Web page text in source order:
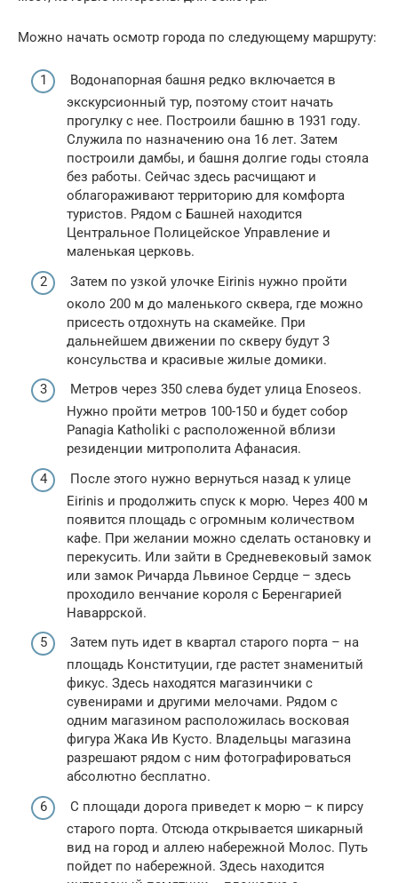
Можно начать осмотр города по следующему маршруту:
Водонапорная башня редко включается в
экскурсионный тур, поэтому стоит начать
прогулку с нее. Построили башню в 1931 году.
Служила по назначению она 16 лет. Затем
построили дамбы, и башня долгие годы стояла
без работы. Сейчас здесь расчищают и
облагораживают территорию для комфорта
туристов. Рядом с Башней находится
Центральное Полицейское Управление и
маленькая церковь.
Затем по узкой улочке Eirinis нужно пройти
около 200 м до маленького сквера, где можно
присесть отдохнуть на скамейке. При
дальнейшем движении по скверу будут 3
консульства и красивые жилые домики.
Метров через 350 слева будет улица Enoseos.
Нужно пройти метров 100-150 и будет собор
Panagia Katholiki с расположенной вблизи
резиденции митрополита Афанасия.
После этого нужно вернуться назад к улице
Eirinis и продолжить спуск к морю. Через 400 м
появится площадь с огромным количеством
кафе. При желании можно сделать остановку и
перекусить. Или зайти в Средневековый замок
или замок Ричарда Львиное Сердце – здесь
проходило венчание короля с Беренгарией
Наваррской.
Затем путь идет в квартал старого порта – на
площадь Конституции, где растет знаменитый
фикус. Здесь находятся магазинчики с
сувенирами и другими мелочами. Рядом с
одним магазином расположилась восковая
фигура Жака Ив Кусто. Владельцы магазина
разрешают рядом с ним фотографироваться
абсолютно бесплатно.
С площади дорога приведет к морю – к пирсу
старого порта. Отсюда открывается шикарный
вид на город и аллею набережной Молос. Путь
пойдет по набережной. Здесь находится